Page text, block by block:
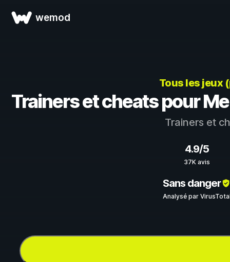
wemod
Tous les jeux
Trainers et cheats pour
Trainers et
4.9/5
37K avis
Sans danger
Analysé par